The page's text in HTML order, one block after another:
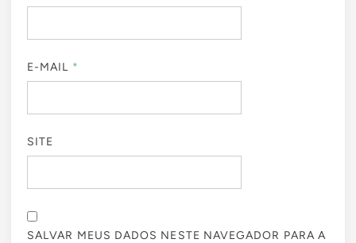
E-MAIL *
SITE
SALVAR MEUS DADOS NESTE NAVEGADOR PARA A